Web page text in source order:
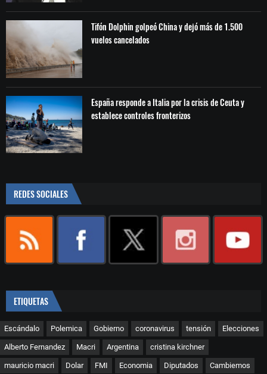
Tifón Dolphin golpeó China y dejó más de 1.500
vuelos cancelados
España responde a Italia por la crisis de Ceuta y
establece controles fronterizos
REDES SOCIALES
ETIQUETAS
Escándalo Polemica Gobierno coronavirus tensión Elecciones
Alberto Fernandez Macri Argentina cristina kirchner
mauricio macri Dolar FMI Economia Diputados Cambiemos